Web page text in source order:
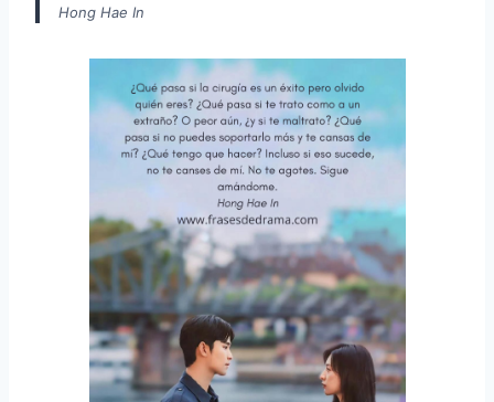
Hong Hae In